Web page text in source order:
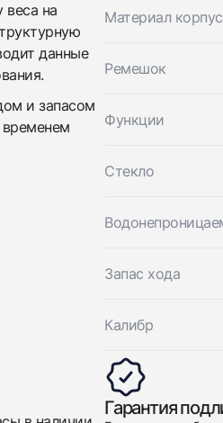
веса на
данные
и запасом
Материал
Ремешок
Функции
Стекло
Запас хода
Калибр
Гарантия
фото ваших часов…